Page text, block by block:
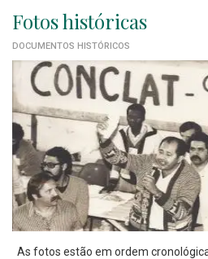
Fotos históricas
DOCUMENTOS HISTÓRICOS
As fotos estão em ordem